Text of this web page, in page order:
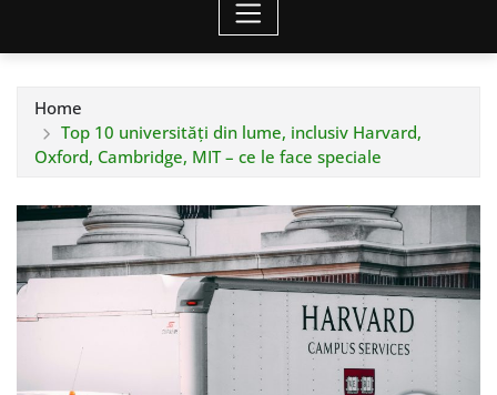
Home
Top 10 universități din lume, inclusiv Harvard,
Oxford, Cambridge, MIT – ce le face speciale